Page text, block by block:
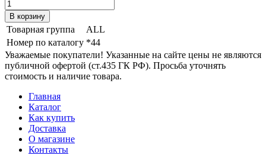
Товарная группа
ALL
Номер по каталогу *44
Уважаемые покупатели! Указанные на сайте цены не являются
публичной офертой (ст.435 ГК РФ). Просьба уточнять
стоимость и наличие товара.
Главная
Каталог
Как купить
Доставка
О магазине
Контакты